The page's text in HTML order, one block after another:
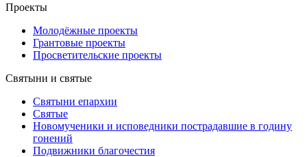
Проекты
Молодёжные проекты
Грантовые проекты
Просветительские проекты
Святыни и святые
Святыни епархии
Святые
Новомученики и исповедники пострадавшие в годину
гонений
Подвижники благочестия